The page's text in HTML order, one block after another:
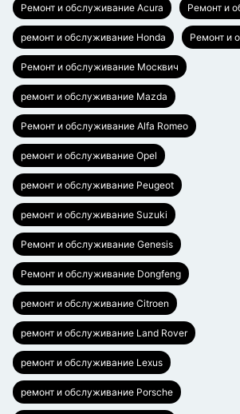
Ремонт и обслуживание Acura Ремонт и
ремонт и обслуживание Honda Ремонт и
Ремонт и обслуживание Москвич
ремонт и обслуживание Mazda
Ремонт и обслуживание Alfa Romeo
ремонт и обслуживание Opel
ремонт и обслуживание Peugeot
ремонт и обслуживание Suzuki
Ремонт и обслуживание Genesis
Ремонт и обслуживание Dongfeng
ремонт и обслуживание Citroen
ремонт и обслуживание Land Rover
ремонт и обслуживание Lexus
ремонт и обслуживание Porsche